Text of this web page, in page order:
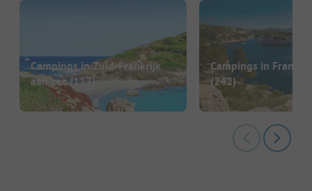
Campings in Zuid-Frankrijk
aan zee(117)
Campings in
(242)